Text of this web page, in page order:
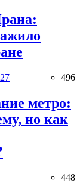
496
метро:
но как
448